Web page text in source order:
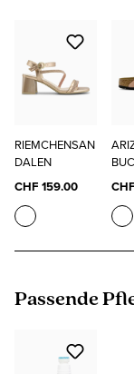
RIEMCHENSAN
DALEN
CHF 159.00
Produktgalerie
Passende